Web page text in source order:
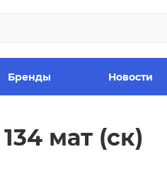
Бренды Новости
мат (ск)